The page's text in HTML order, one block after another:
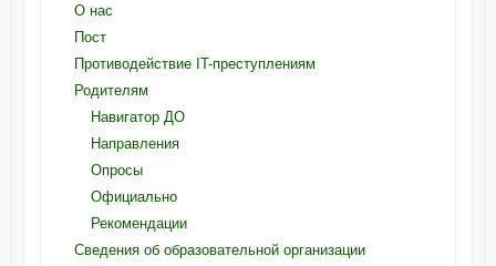
О нас
Пост
Противодействие IT-преступлениям
Родителям
Навигатор ДО
Направления
Опросы
Официально
Рекомендации
Сведения об образовательной организации